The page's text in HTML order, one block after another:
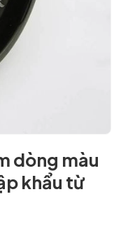
dòng màu
khẩu từ